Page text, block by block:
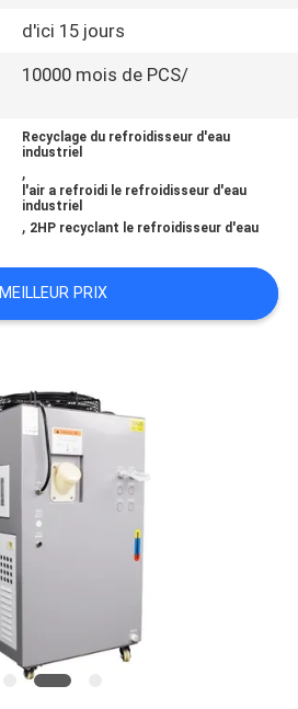
d'ici 15 jours
10000 mois de PCS/
Recyclage du refroidisseur d'eau
industriel
,
l'air a refroidi le refroidisseur d'eau
industriel
, 2HP recyclant le refroidisseur d'eau
MEILLEUR PRIX